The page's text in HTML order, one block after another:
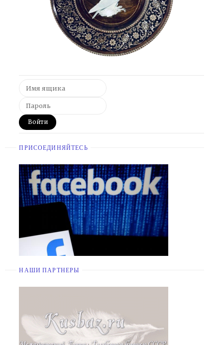
ПРИСОЕДИНЯЙТЕСЬ
НАШИ ПАРТНЕРЫ